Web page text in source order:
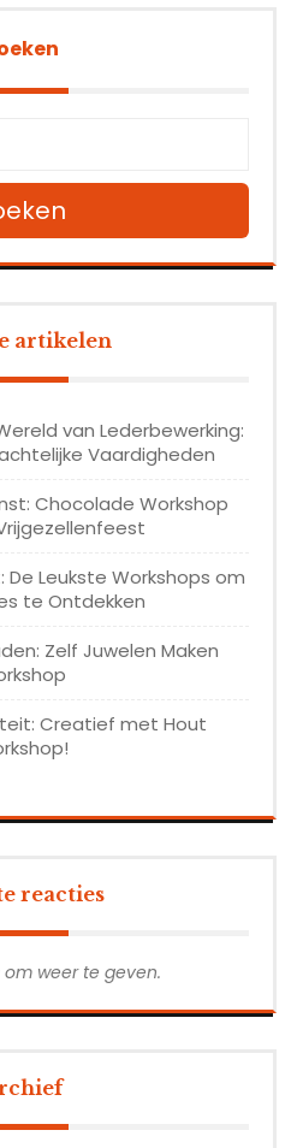
artikelen
van Lederbewerking:
Vaardigheden
Chocolade Workshop
Leukste Workshops om
te Ontdekken
Zelf Juwelen Maken
Creatief met Hout
reacties
weer te geven.